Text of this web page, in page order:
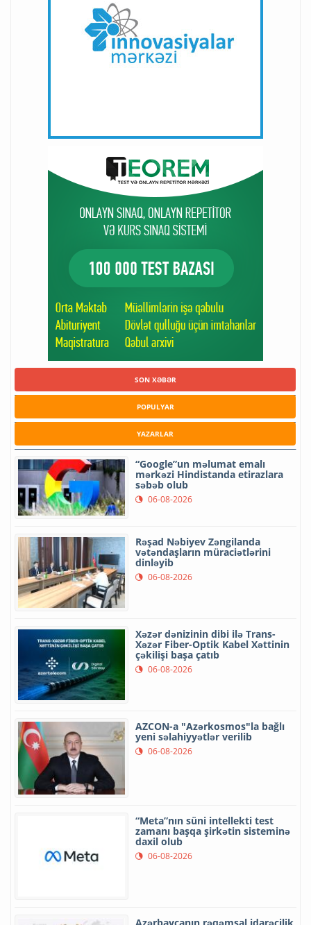
SON XƏBƏR
POPULYAR
YAZARLAR
“Google”un məlumat emalı
mərkəzi Hindistanda etirazlara
səbəb olub
06-08-2026
Rəşad Nəbiyev Zəngilanda
vətəndaşların müraciətlərini
dinləyib
06-08-2026
Xəzər dənizinin dibi ilə Trans-
Xəzər Fiber-Optik Kabel Xəttinin
çəkilişi başa çatıb
06-08-2026
AZCON-a "Azərkosmos"la bağlı
yeni səlahiyyətlər verilib
06-08-2026
“Meta”nın süni intellekti test
zamanı başqa şirkətin sisteminə
daxil olub
06-08-2026
Azərbaycanın rəqəmsal idarəçilik